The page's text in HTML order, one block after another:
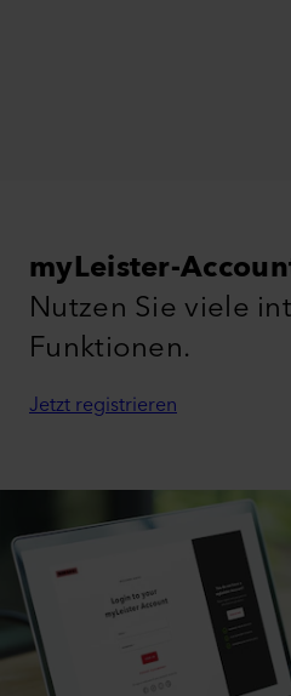
myLeister-
Nutzen Sie viele
Funktionen.
Jetzt registrieren